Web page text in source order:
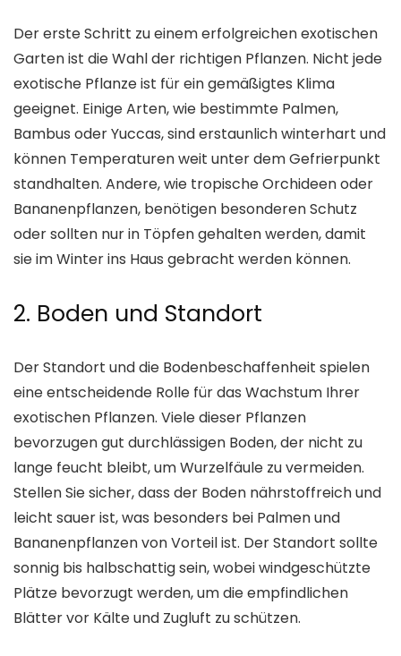
Der erste Schritt zu einem erfolgreichen exotischen
Garten ist die Wahl der richtigen Pflanzen. Nicht jede
exotische Pflanze ist für ein gemäßigtes Klima
geeignet. Einige Arten, wie bestimmte Palmen,
Bambus oder Yuccas, sind erstaunlich winterhart und
können Temperaturen weit unter dem Gefrierpunkt
standhalten. Andere, wie tropische Orchideen oder
Bananenpflanzen, benötigen besonderen Schutz
oder sollten nur in Töpfen gehalten werden, damit
sie im Winter ins Haus gebracht werden können.
2. Boden und Standort
Der Standort und die Bodenbeschaffenheit spielen
eine entscheidende Rolle für das Wachstum Ihrer
exotischen Pflanzen. Viele dieser Pflanzen
bevorzugen gut durchlässigen Boden, der nicht zu
lange feucht bleibt, um Wurzelfäule zu vermeiden.
Stellen Sie sicher, dass der Boden nährstoffreich und
leicht sauer ist, was besonders bei Palmen und
Bananenpflanzen von Vorteil ist. Der Standort sollte
sonnig bis halbschattig sein, wobei windgeschützte
Plätze bevorzugt werden, um die empfindlichen
Blätter vor Kälte und Zugluft zu schützen.